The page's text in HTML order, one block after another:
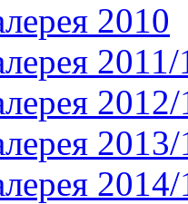
2010
2011/